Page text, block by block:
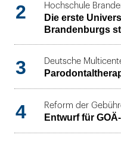
2
Hochschule
Die erste
Brandenburgs
3 Deutsche
4 Reform der
Entwurf für